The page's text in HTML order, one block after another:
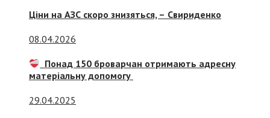
Ціни на АЗС скоро знизяться, – Свириденко
08.04.2026
Понад 150 броварчан отримають адресну
матеріальну допомогу
29.04.2025